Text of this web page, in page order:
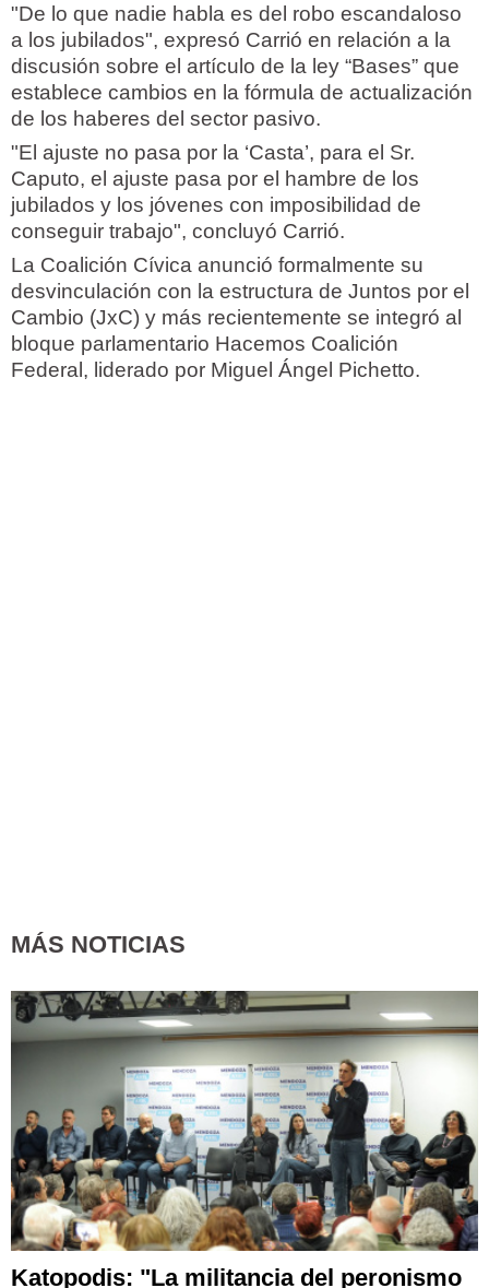
"De lo que nadie habla es del robo escandaloso
a los jubilados", expresó Carrió en relación a la
discusión sobre el artículo de la ley “Bases” que
establece cambios en la fórmula de actualización
de los haberes del sector pasivo.
"El ajuste no pasa por la ‘Casta’, para el Sr.
Caputo, el ajuste pasa por el hambre de los
jubilados y los jóvenes con imposibilidad de
conseguir trabajo", concluyó Carrió.
La Coalición Cívica anunció formalmente su
desvinculación con la estructura de Juntos por el
Cambio (JxC) y más recientemente se integró al
bloque parlamentario Hacemos Coalición
Federal, liderado por Miguel Ángel Pichetto.
MÁS NOTICIAS
Katopodis: "La militancia del peronismo